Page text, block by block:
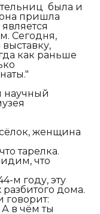
была и
пришла
Сегодня,
как раньше
научный
женщина
тарелка.
что
м году, эту
дома.
говорит:
А в чём ты